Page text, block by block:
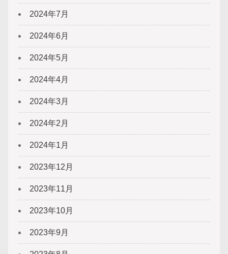
2024年7月
2024年6月
2024年5月
2024年4月
2024年3月
2024年2月
2024年1月
2023年12月
2023年11月
2023年10月
2023年9月